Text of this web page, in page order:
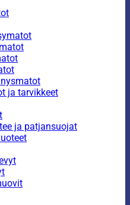
ja tarvikkeet
ja patjansuojat